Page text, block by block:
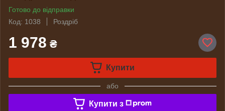
Готово до відправки
Код: 1038
Роздріб
1 978 ₴
Купити
або
Купити з